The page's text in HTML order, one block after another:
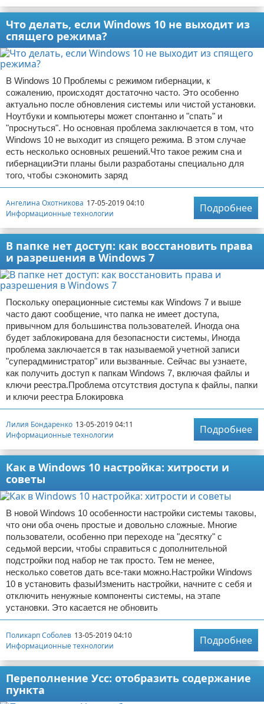
Что делать, если Windows 10 не выходит из
спящего режима?
В Windows 10 Проблемы с режимом гибернации, к
сожалению, происходят достаточно часто. Это особенно
актуально после обновления системы или чистой установки.
Ноутбуки и компьютеры может спонтанно и "спать" и
"проснуться". Но основная проблема заключается в том, что
Windows 10 не выходит из спящего режима. В этом случае
есть несколько основных решений.Что такое режим сна и
гибернацииЭти планы были разработаны специально для
того, чтобы сэкономить заряд
Ангелина Охотникова 17-05-2019 04:10
Информационные технологии
Подробнее
В папке нет доступ: как восстановить права
и разрешения в Windows 7
Поскольку операционные системы как Windows 7 и выше
часто дают сообщение, что папка не имеет доступа,
привычном для большинства пользователей. Иногда она
будет заблокирована для безопасности системы, Иногда
проблема заключается в так называемой учетной записи
"суперадминистратор" или вызванные. Сейчас вы узнаете,
как получить доступ к папкам Windows 7, включая файлы и
ключи реестра.Проблема отсутствия доступа к файлы, папки
и ключи реестра Блокировка
Лилия Бондаренко 13-05-2019 04:11
Информационные технологии
Подробнее
Как в Windows 10 настройка: хитрости и
советы
В новой Windows 10 особенности настройки системы таковы,
что они оба очень простые и довольно сложные. Многие
пользователи, особенно при переходе на "десятку" с
седьмой версии, чтобы справиться с дополнительной
подстройки под набор не так просто. Тем не менее,
несколько советов дать все-таки можно.Настройки Windows
10 в установить фазыИзменить настройки, начните с себя и
отключить ненужные компоненты системы, на этапе
установки. Это касается не обновить
Поликарп Соболев 13-05-2019 04:10
Информационные технологии
Подробнее
Переполнение Усс: отобразить содержание
пункта